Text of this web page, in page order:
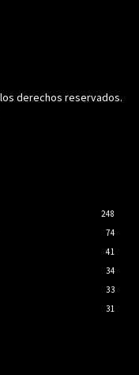
derechos reservados.
248
74
41
34
33
31